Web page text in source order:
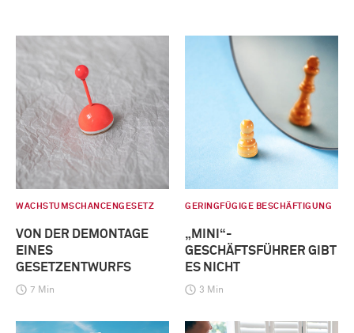
WACHSTUMSCHANCENGESETZ
VON DER DEMONTAGE
EINES
GESETZENTWURFS
7 Min
GERINGFÜGIGE BESCHÄFTIGUNG
„MINI“-
GESCHÄFTSFÜHRER GIBT
ES NICHT
3 Min